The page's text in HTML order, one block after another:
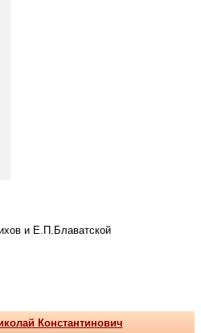
и Е.П.Блаватской
Константинович